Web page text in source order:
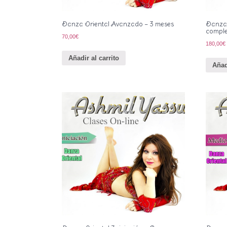
Danza Oriental Avanzado – 3 meses
70,00€
Añadir al carrito
180,00€